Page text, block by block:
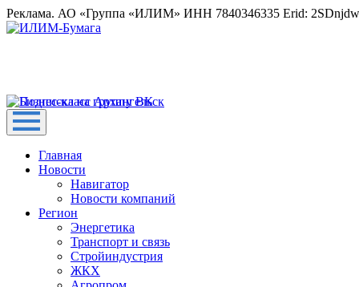
Реклама. АО «Группа «ИЛИМ» ИНН 7840346335 Erid:
Главная
Новости
Навигатор
Новости компаний
Регион
Энергетика
Транспорт и связь
Стройиндустрия
ЖКХ